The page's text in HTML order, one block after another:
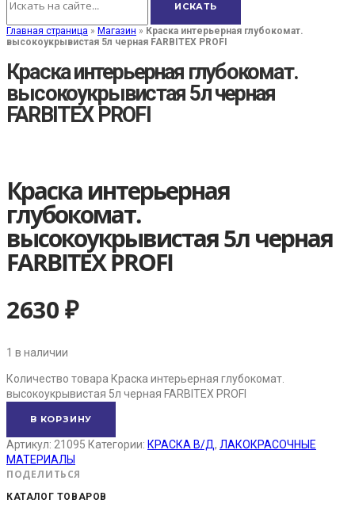
Главная страница » Магазин » Краска интерьерная глубокомат.
высокоукрывистая 5л черная FARBITEX PROFI
Краска интерьерная глубокомат.
высокоукрывистая 5л черная
FARBITEX PROFI
Краска интерьерная
глубокомат.
высокоукрывистая 5л черная
FARBITEX PROFI
2630₽
1 в наличии
Количество товара Краска интерьерная глубокомат.
высокоукрывистая 5л черная FARBITEX PROFI
В КОРЗИНУ
Артикул: 21095 Категории: КРАСКА В/Д, ЛАКОКРАСОЧНЫЕ
МАТЕРИАЛЫ
ПОДЕЛИТЬСЯ
КАТАЛОГ ТОВАРОВ